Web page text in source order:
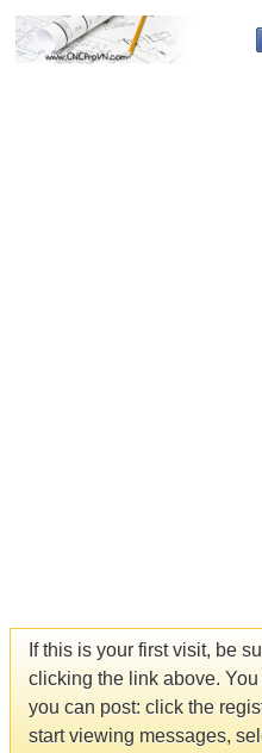
If this is your first visit, be
clicking the link above.
you can post: click the
start viewing messages,